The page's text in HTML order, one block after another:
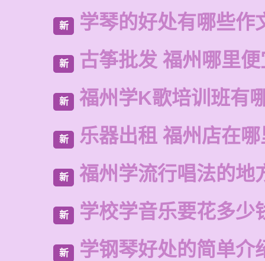
新 学琴的好处有哪些作
新 古筝批发 福州哪里
新 福州学K歌培训班有
新 乐器出租 福州店在
新 福州学流行唱法的地
新 学校学音乐要花多少
新 学钢琴好处的简单介